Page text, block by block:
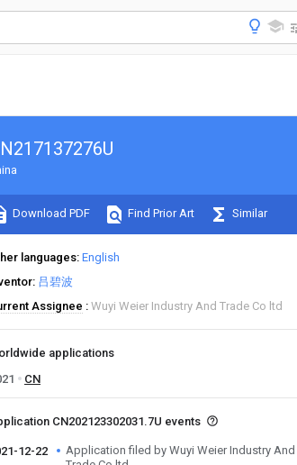
Download PDF Find Prior Art Similar
languages English
吕碧波
Assignee
Wuyi Weier Industry And Trade Co ltd
applications
CN
CN202123302031.7U events
12-22
Application filed by Wuyi Weier Industry And